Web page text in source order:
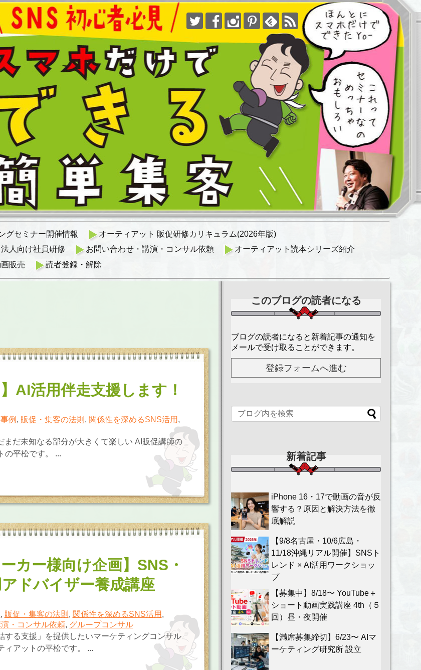
グセミナー開催情報
オーティアット 販促研修カリキュラム(2026年版)
人向け社員研修 お問い合わせ・講演・コンサル依頼
オーティアット読本シリーズ紹介
販売 読者登録・解除
AI活用伴走支援します！
例 , 販促・集客の法則 , 関係性を深めるSNS活用 ,
まだ未知なる部分が大きくて楽しい AI販促講師の
の平松です。 ...
カー様向け企画】SNS・
ドバイザー養成講座
, 販促・集客の法則 , 関係性を深めるSNS活用 ,
・コンサル依頼, グループコンサル
する支援」を提供したいマーケティングコンサル
ィアットの平松です。 ...
このブログの読者になる
ブログの読者になると新着記事の通知を
メールで受け取ることができます。
新着記事
iPhone 16・17で動画の音が反
響する？原因と解決方法を徹
底解説
【9/8名古屋・10/6広島・
11/18沖縄リアル開催】SNSト
レンド × AI活用ワークショッ
プ
【募集中】8/18〜 YouTube＋
ショート動画実践講座 4th（５
回）昼・夜開催
【満席募集締切】6/23〜 AIマ
ーケティング研究所 設立